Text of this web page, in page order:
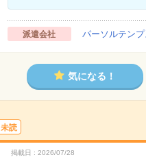
派遣会社 パーソルテン
気になる！
未読
掲載日 2026/07/28